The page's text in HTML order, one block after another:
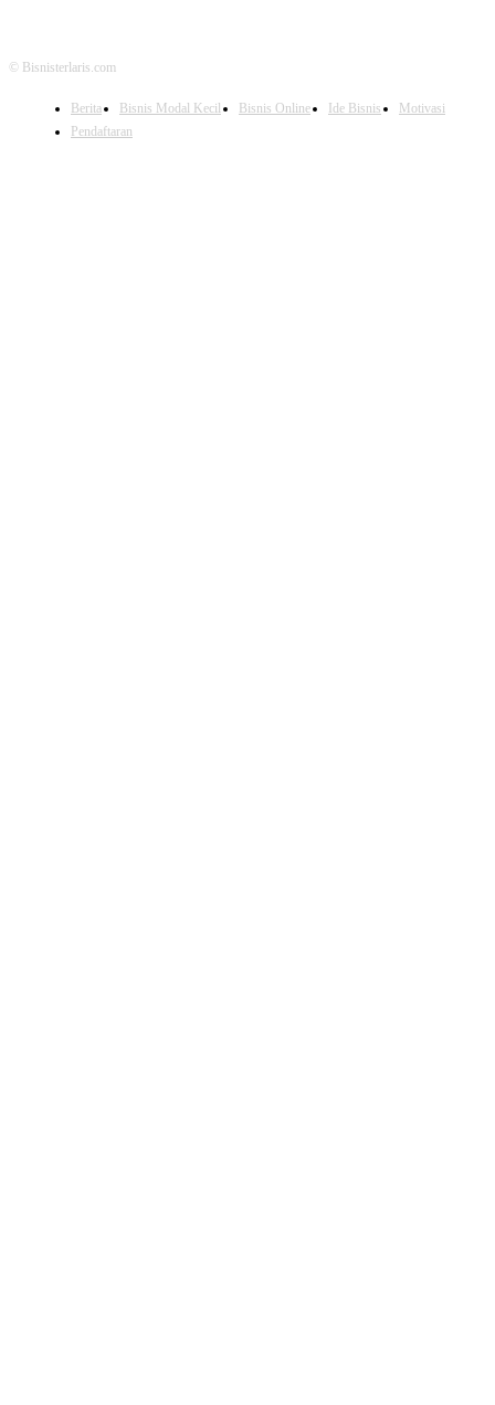
© Bisnisterlaris.com
Berita Bisnis Modal Kecil Bisnis Online Ide Bisnis
Motivasi
Pendaftaran